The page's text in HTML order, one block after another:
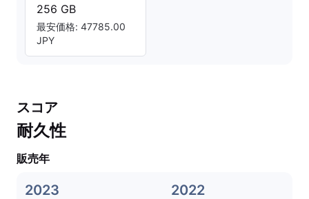
256 GB
最安価格: 47785.00
JPY
スコア
耐久性
販売年
2023 2022